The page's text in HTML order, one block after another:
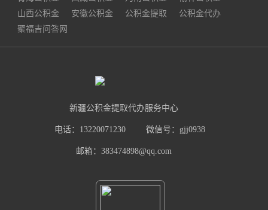
山西公积金
安徽公积金 公积金提取
公积金代办
聚福吉问答网
新疆公积金提取代办服务中心
电话：13220071230 微信号：gjj0938
邮箱：383474898@qq.com